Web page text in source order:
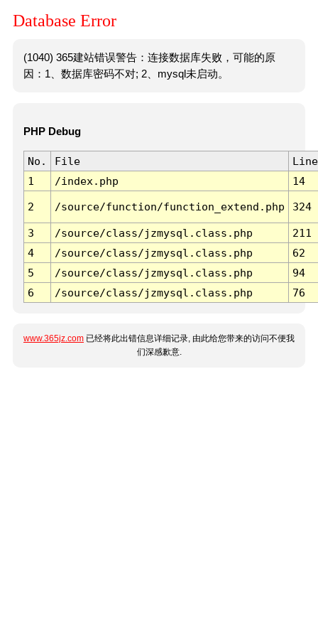
Database Error
(1040) 365建站错误警告：连接数据库失败，可能的原
因：1、数据库密码不对; 2、mysql未启动。
PHP Debug
No. File
Line
1
/index.php 14
2 /source/function/function_extend.php 324
3 /source/class/jzmysql.class.php
211
4
/source/class/jzmysql.class.php
62
5
/source/class/jzmysql.class.php
94
6
/source/class/jzmysql.class.php 76
www.365jz.com 已经将此出错信息详细记录, 由此给您带来的访问不便我
们深感歉意.